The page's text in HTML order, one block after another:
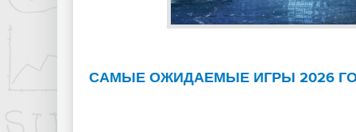
САМЫЕ ОЖИДАЕМЫЕ ИГРЫ 2026